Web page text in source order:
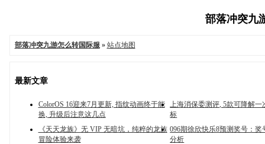
部落冲突九
部落冲突九游怎么转国际服» 站点地图
最新文章
ColorOS 16迎来7月更新, 指纹动画终于能
换, 升级后注意这几点
上海消保委测评, 5款可降解一
标
《天天龙族》无 VIP 无暗坑，纯粹的龙族
冒险体验来袭
096期徐欣快乐8预测奖号：奖
分析